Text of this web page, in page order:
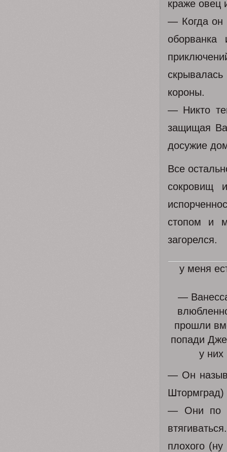
краже овец
— Когда он
короны.
— Никто
защищая
досужие
Все
сокровищ
стопом и
загорелся.
у меня
—
прошли
попади
у них
— Он
Штормград)
— Они по
плохого